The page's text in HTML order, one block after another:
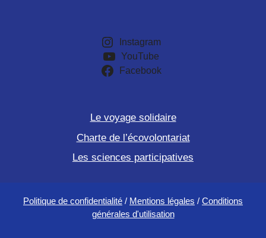
Instagram
YouTube
Facebook
Le voyage solidaire
Charte de l’écovolontariat
Les sciences participatives
Politique de confidentialité / Mentions légales / Conditions
générales d'utilisation